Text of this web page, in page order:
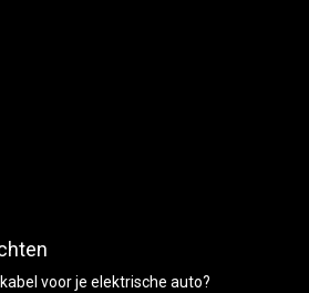
voor je elektrische auto?